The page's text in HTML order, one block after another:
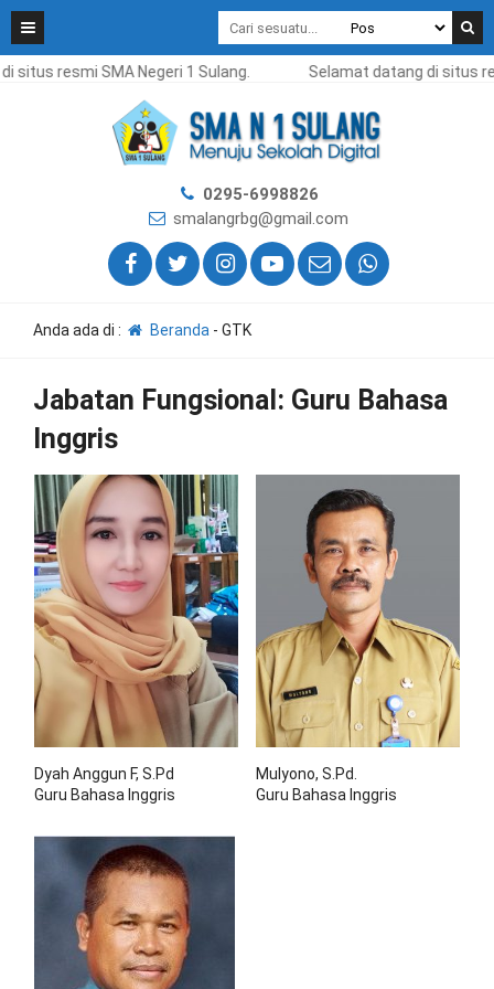
situs resmi SMA Negeri 1 Sulang. Selamat datang di situs
0295-6998826
smalangrbg@gmail.com
Anda ada di : Beranda - GTK
Jabatan Fungsional: Guru Bahasa
Inggris
Dyah Anggun F, S.Pd
Guru Bahasa Inggris
Mulyono, S.Pd.
Guru Bahasa Inggris